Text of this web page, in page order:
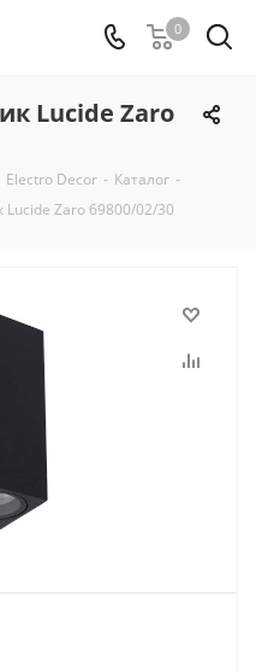
0
Lucide Zaro
Electro Decor - Каталог -
Zaro 69800/02/30